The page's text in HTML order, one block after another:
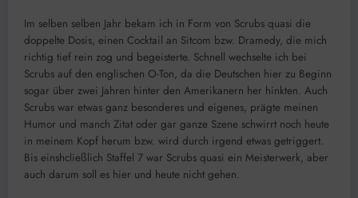
Im selben selben Jahr bekam ich in Form von Scrubs quasi die
doppelte Dosis, einen Cocktail an Sitcom bzw. Dramedy, die mich
richtig tief rein zog und begeisterte. Schnell wechselte ich bei
Scrubs auf den englischen O-Ton, da die Deutschen hier zu Beginn
sogar über zwei Jahren hinter den Amerikanern her hinkten. Auch
Scrubs war etwas ganz besonderes und eigenes, prägte meinen
Humor und manch Zitat oder gar ganze Szene schwirrt noch heute
in meinem Kopf herum bzw. wird durch irgend etwas getriggert.
Bis einshcließlich Staffel 7 war Scrubs quasi ein Meisterwerk, aber
auch darum soll es hier und heute nicht gehen.